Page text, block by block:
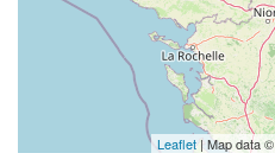
Leaflet | Map data ©